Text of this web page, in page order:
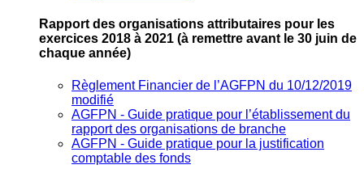
Rapport des organisations attributaires pour les
exercices 2018 à 2021 (à remettre avant le 30 juin de
chaque année)
Règlement Financier de l’AGFPN du 10/12/2019
modifié
AGFPN ‐ Guide pratique pour l’établissement du
rapport des organisations de branche
AGFPN ‐ Guide pratique pour la justification
comptable des fonds